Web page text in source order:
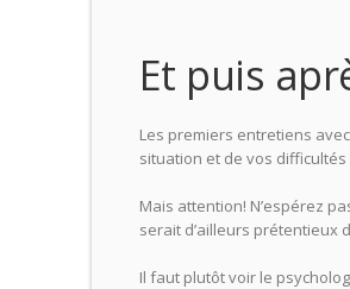
Et puis
Les premiers entretiens
situation et de vos
Mais attention! N’espérez
serait d’ailleurs prétentieux
Il faut plutôt voir le